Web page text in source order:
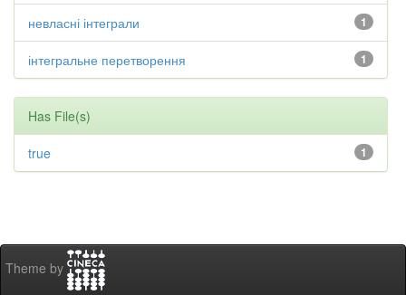
1
невласні інтеграли
1
інтегральне перетворення
Has File(s)
1
true
Theme by